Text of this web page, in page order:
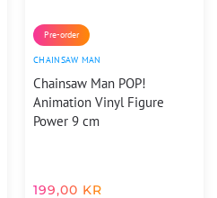
Pre-order
CHAINSAW MAN
Chainsaw Man POP!
Animation Vinyl Figure
Power 9 cm
199,00 KR